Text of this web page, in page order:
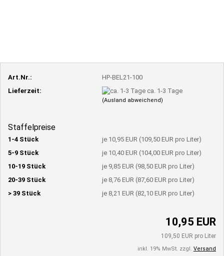
Art.Nr.:
HP-BEL21-100
Lieferzeit:
ca. 1-3 Tage
(Ausland abweichend)
Staffelpreise
1-4 Stück
je 10,95 EUR (109,50 EUR pro Liter)
5-9 Stück
je 10,40 EUR (104,00 EUR pro Liter)
10-19 Stück
je 9,85 EUR (98,50 EUR pro Liter)
20-39 Stück
je 8,76 EUR (87,60 EUR pro Liter)
> 39 Stück
je 8,21 EUR (82,10 EUR pro Liter)
10,95 EUR
109,50 EUR pro Liter
inkl. 19% MwSt. zzgl. Versand